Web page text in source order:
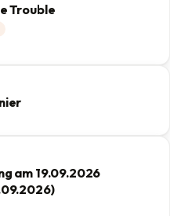
Trouble
am 19.09.2026